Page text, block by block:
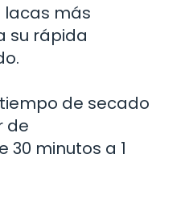
lacas más
su rápida
de secado
de
minutos a 1